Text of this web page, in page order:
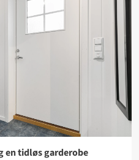
en tidløs garderobe